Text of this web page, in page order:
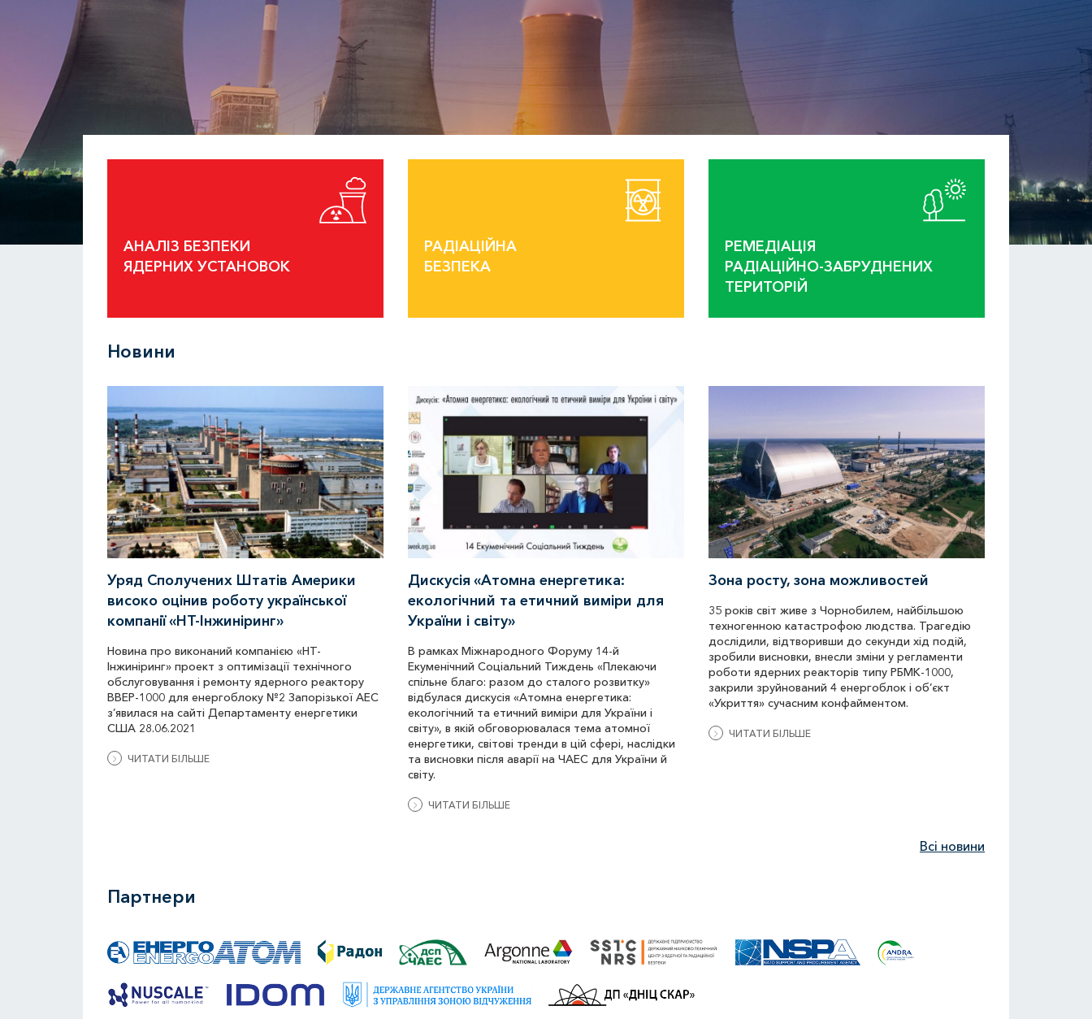
ЧИТАТИ БІЛЬШЕ
АНАЛІЗ БЕЗПЕКИ
ЯДЕРНИХ УСТАНОВОК
РАДІАЦІЙНА
БЕЗПЕКА
РЕМЕДІАЦІЯ
РАДІАЦІЙНО-ЗАБРУДНЕНИХ
ТЕРИТОРІЙ
Новини
Уряд Сполучених Штатів Америки
високо оцінив роботу української
компанії «НТ-Інжиніринг»
Новина про виконаний компанією «НТ-
Інжиніринг» проект з оптимізації технічного
обслуговування і ремонту ядерного реактору
ВВЕР-1000 для енергоблоку №2 Запорізької АЕС
з’явилася на сайті Департаменту енергетики
США 28.06.2021
ЧИТАТИ БІЛЬШЕ
Дискусія «Атомна енергетика:
екологічний та етичний виміри для
України і світу»
В рамках Міжнародного Форуму 14-й
Екуменічний Соціальний Тиждень «Плекаючи
спільне благо: разом до сталого розвитку»
відбулася дискусія «Атомна енергетика:
екологічний та етичний виміри для України і
світу», в якій обговорювалася тема атомної
енергетики, світові тренди в цій сфері, наслідки
та висновки після аварії на ЧАЕС для України й
світу.
ЧИТАТИ БІЛЬШЕ
Зона росту, зона можливостей
35 років світ живе з Чорнобилем, найбільшою
техногенною катастрофою людства. Трагедію
дослідили, відтворивши до секунди хід подій,
зробили висновки, внесли зміни у регламенти
роботи ядерних реакторів типу РБМК-1000,
закрили зруйнований 4 енергоблок і об’єкт
«Укриття» сучасним конфайментом.
ЧИТАТИ БІЛЬШЕ
Всі новини
Партнери